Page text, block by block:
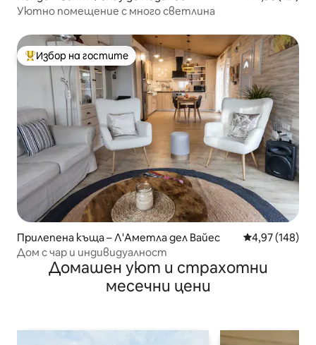
Уютно помещение с много светлина
Най-популярен избор на гостите
Избор на гостите
Прилепена къща – Л'Аметла дел Вайес Средна
4,97 (148)
Дом с чар и индивидуалност
Домашен уют и страхотни
месечни цени